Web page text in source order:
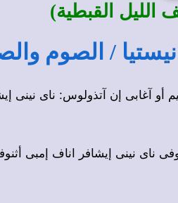
الليل القبطية)
أو آغابى إن آتذولوس: ناى نينى
ناى نينى إيشافر اناف إمبى